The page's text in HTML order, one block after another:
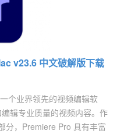
v23.6 中文破解版下载
个业界领先的视频编辑软
辑专业质量的视频内容。作
分，Premiere Pro 具有丰富